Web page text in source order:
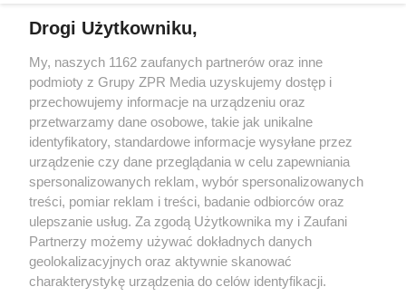
Żaden utwór zamieszczony w serwisie nie może być powielany i
rozpowszechniany lub dalej rozpowszechniany w jakikolwiek sposób (w
tym także elektroniczny lub mechaniczny) na jakimkolwiek polu
eksploatacji w jakiejkolwiek formie, włącznie z umieszczaniem w
Internecie bez pisemnej zgody właściciela praw. Jakiekolwiek użycie lub
wykorzystanie utworów w całości lub w części z naruszeniem prawa,
tzn. bez właściwej zgody, jest zabronione pod groźbą kary i może być
ścigane prawnie.
Drogi Użytkowniku,
My, naszych 1162 zaufanych partnerów oraz inne
podmioty z Grupy ZPR Media uzyskujemy dostęp i
przechowujemy informacje na urządzeniu oraz
przetwarzamy dane osobowe, takie jak unikalne
identyfikatory, standardowe informacje wysyłane przez
urządzenie czy dane przeglądania w celu zapewniania
spersonalizowanych reklam, wybór spersonalizowanych
treści, pomiar reklam i treści, badanie odbiorców oraz
ulepszanie usług. Za zgodą Użytkownika my i Zaufani
Partnerzy możemy używać dokładnych danych
geolokalizacyjnych oraz aktywnie skanować
charakterystykę urządzenia do celów identyfikacji.